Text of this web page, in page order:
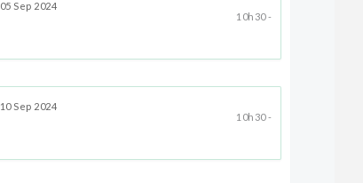
05 Sep 2024
10h30 -
10 Sep 2024
10h30 -